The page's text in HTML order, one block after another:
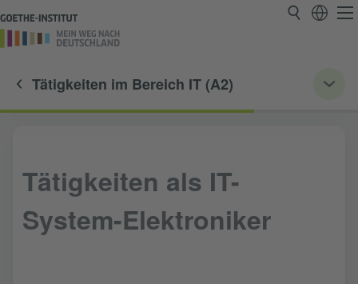
Tätigkeiten im Bereich IT (A2)
Tätigkeiten als IT-
System-Elektroniker